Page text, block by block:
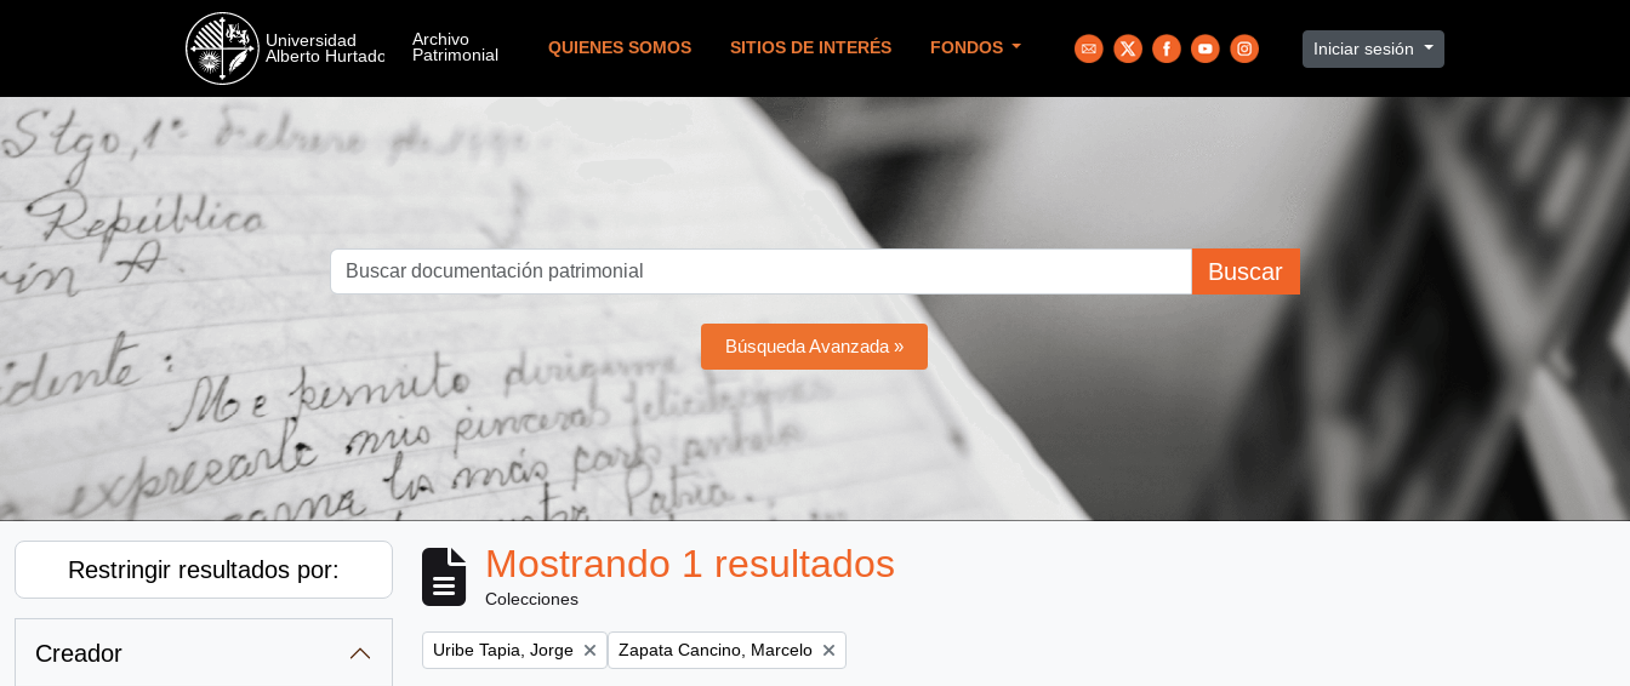
QUIENES SOMOS SITIOS DE INTERÉS FONDOS Iniciar sesión
Buscar
Búsqueda Avanzada »
Restringir resultados por:
Creador
Mostrando 1 resultados
Colecciones
Remove filter:
Uribe Tapia, Jorge Remove filter:
Zapata Cancino, Marcelo